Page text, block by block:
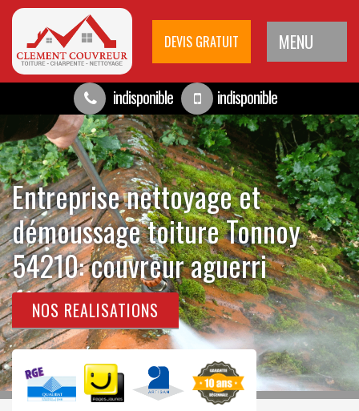
DEVIS GRATUIT MENU
indisponible indisponible
Entreprise nettoyage et
démoussage toiture Tonnoy
54210: couvreur aguerri
NOS REALISATIONS